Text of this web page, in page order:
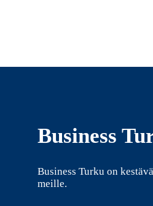
Business
Business Turku on
meille.